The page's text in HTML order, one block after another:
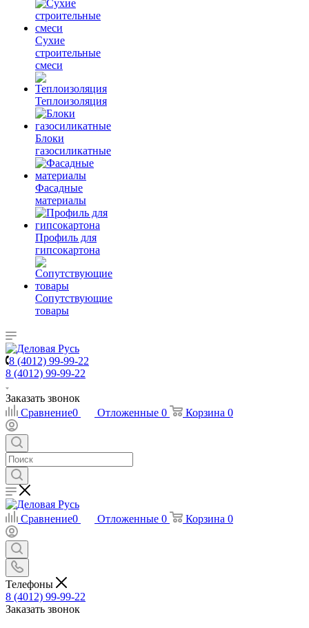
Сухие
строительные
смеси
Теплоизоляция
Блоки
газосиликатные
Фасадные
материалы
Профиль для
гипсокартона
Сопутствующие
товары
8 (4012) 99-99-22
8 (4012) 99-99-22
Заказать звонок
Сравнение0 Отложенные 0 Корзина 0
Сравнение0 Отложенные 0 Корзина 0
Телефоны
8 (4012) 99-99-22
Заказать звонок